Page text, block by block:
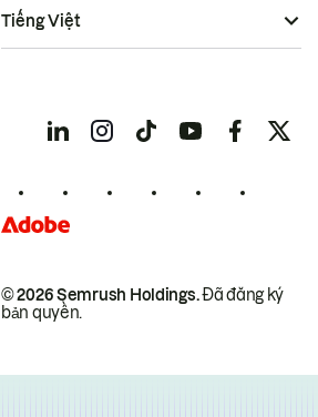
© 2026 Semrush Holdings.Đã đăng ký
bản quyền.
Tiếng Việt